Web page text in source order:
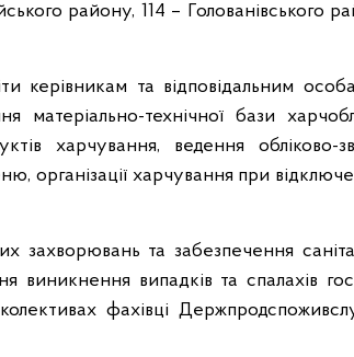
району, 114 – Голованівського
керівникам та відповідальним
технічної бази
харчування, ведення обліково-
організації харчування при
захворювань та забезпечення
виникнення випадків та спалахів
фахівці